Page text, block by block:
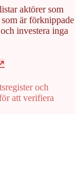
aktörer som
är förknippade
investera inga
och
att verifiera